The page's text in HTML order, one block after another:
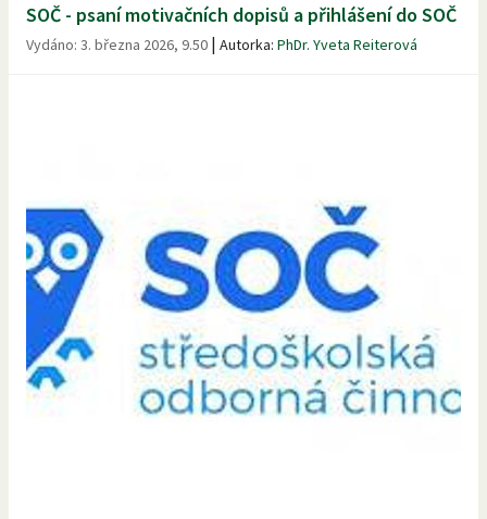
SOČ - psaní motivačních dopisů a přihlášení do SOČ
Vydáno: 3. března 2026, 9.50 | Autorka: PhDr. Yveta Reiterová